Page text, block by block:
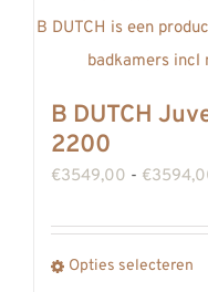
B DUTCH
2200
€3549,00 - €
Opties selecteren